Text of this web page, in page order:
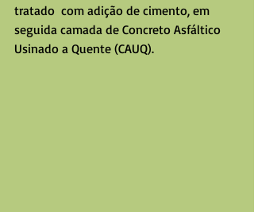
tratado  com adição de cimento, em
seguida camada de Concreto Asfáltico
Usinado a Quente (CAUQ).